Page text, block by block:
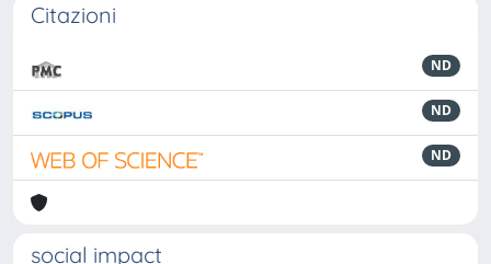
Citazioni
ND
ND
ND
social impact